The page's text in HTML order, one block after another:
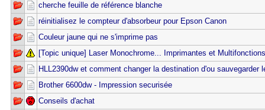
cherche feuille de référence blanche
réinitialisez le compteur d'absorbeur pour Epson Canon
Couleur jaune qui ne s'imprime pas
[Topic unique] Laser Monochrome... Imprimantes et Multifonctions
HLL2390dw et comment changer la destination d'ou sauvegarder
Brother 6600dw - Impression securisée
Conseils d'achat